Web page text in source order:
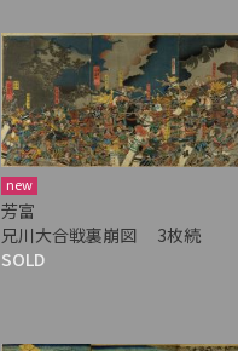
new
芳富
兄川大合戦裏崩図 3枚続
SOLD